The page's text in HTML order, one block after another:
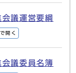
議運営要綱
開く
議委員名簿